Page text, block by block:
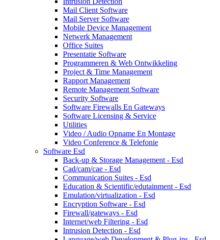
Mail Client Software
Mail Server Software
Mobile Device Management
Netwerk Management
Office Suites
Presentatie Software
Programmeren & Web Ontwikkeling
Project & Time Management
Rapport Management
Remote Management Software
Security Software
Software Firewalls En Gateways
Software Licensing & Service
Utilities
Video / Audio Opname En Montage
Video Conference & Telefonie
Software Esd
Back-up & Storage Management - Esd
Cad/cam/cae - Esd
Communication Suites - Esd
Education & Scientific/edutainment - Esd
Emulation/virtualization - Esd
Encryption Software - Esd
Firewall/gateways - Esd
Internet/web Filtering - Esd
Intrusion Detection - Esd